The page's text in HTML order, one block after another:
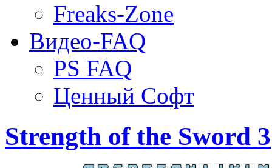
Freaks-Zone
Видео-FAQ
PS FAQ
Ценный Софт
Strength of the Sword 3